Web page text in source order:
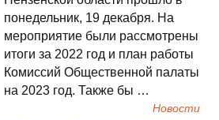
понедельник, 19 декабря. На
мероприятие были рассмотрены
итоги за 2022 год и план работы
Комиссий Общественной палаты
на 2023 год. Также бы …
Новости